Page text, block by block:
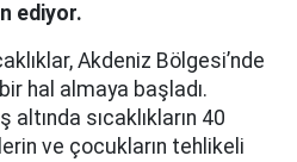
ediyor.
Akdeniz Bölgesi’nde
hal almaya başladı.
altında sıcaklıkların 40
ve çocukların tehlikeli